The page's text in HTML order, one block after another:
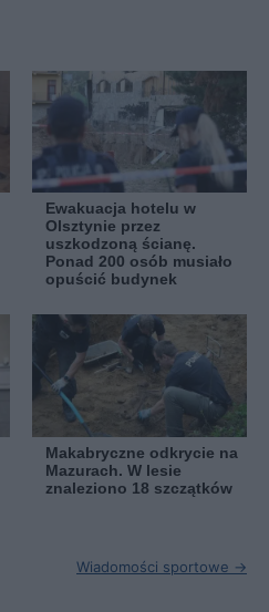
Ewakuacja hotelu w
Olsztynie przez
uszkodzoną ścianę.
Ponad 200 osób musiało
opuścić budynek
Makabryczne odkrycie na
Mazurach. W lesie
znaleziono 18 szczątków
Wiadomości sportowe →